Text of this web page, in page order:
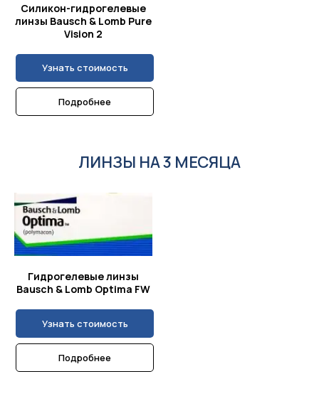
Силикон-гидрогелевые
линзы Bausch & Lomb Pure
Vision 2
Узнать стоимость
Подробнее
ЛИНЗЫ НА 3 МЕСЯЦА
Гидрогелевые линзы
Bausch & Lomb Optima FW
Узнать стоимость
Подробнее